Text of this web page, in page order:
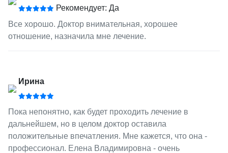
Рекомендует: Да
Все хорошо. Доктор внимательная, хорошее
отношение, назначила мне лечение.
Ирина
Пока непонятно, как будет проходить лечение в
дальнейшем, но в целом доктор оставила
положительные впечатления. Мне кажется, что она -
профессионал. Елена Владимировна - очень